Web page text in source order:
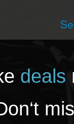
deals